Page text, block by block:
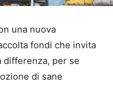
una nuova
fondi che invita
differenza, per se
di sane